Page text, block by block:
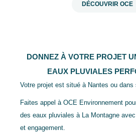
DÉCOUVRIR OCE
DONNEZ À VOTRE PROJET
EAUX PLUVIALES
Votre projet est situé à Nantes ou dans
Faites appel à OCE Environnement
des eaux pluviales à La Montagne
et engagement.